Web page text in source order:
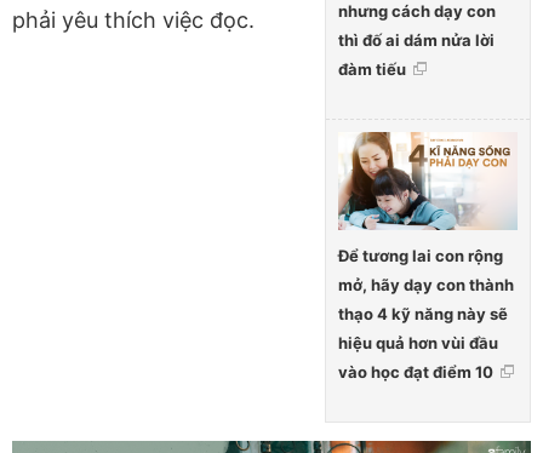
nhưng cách dạy con
thì đố ai dám nửa lời
đàm tiếu
Để tương lai con rộng
mở, hãy dạy con thành
thạo 4 kỹ năng này sẽ
hiệu quả hơn vùi đầu
vào học đạt điểm 10
phải yêu thích việc đọc.